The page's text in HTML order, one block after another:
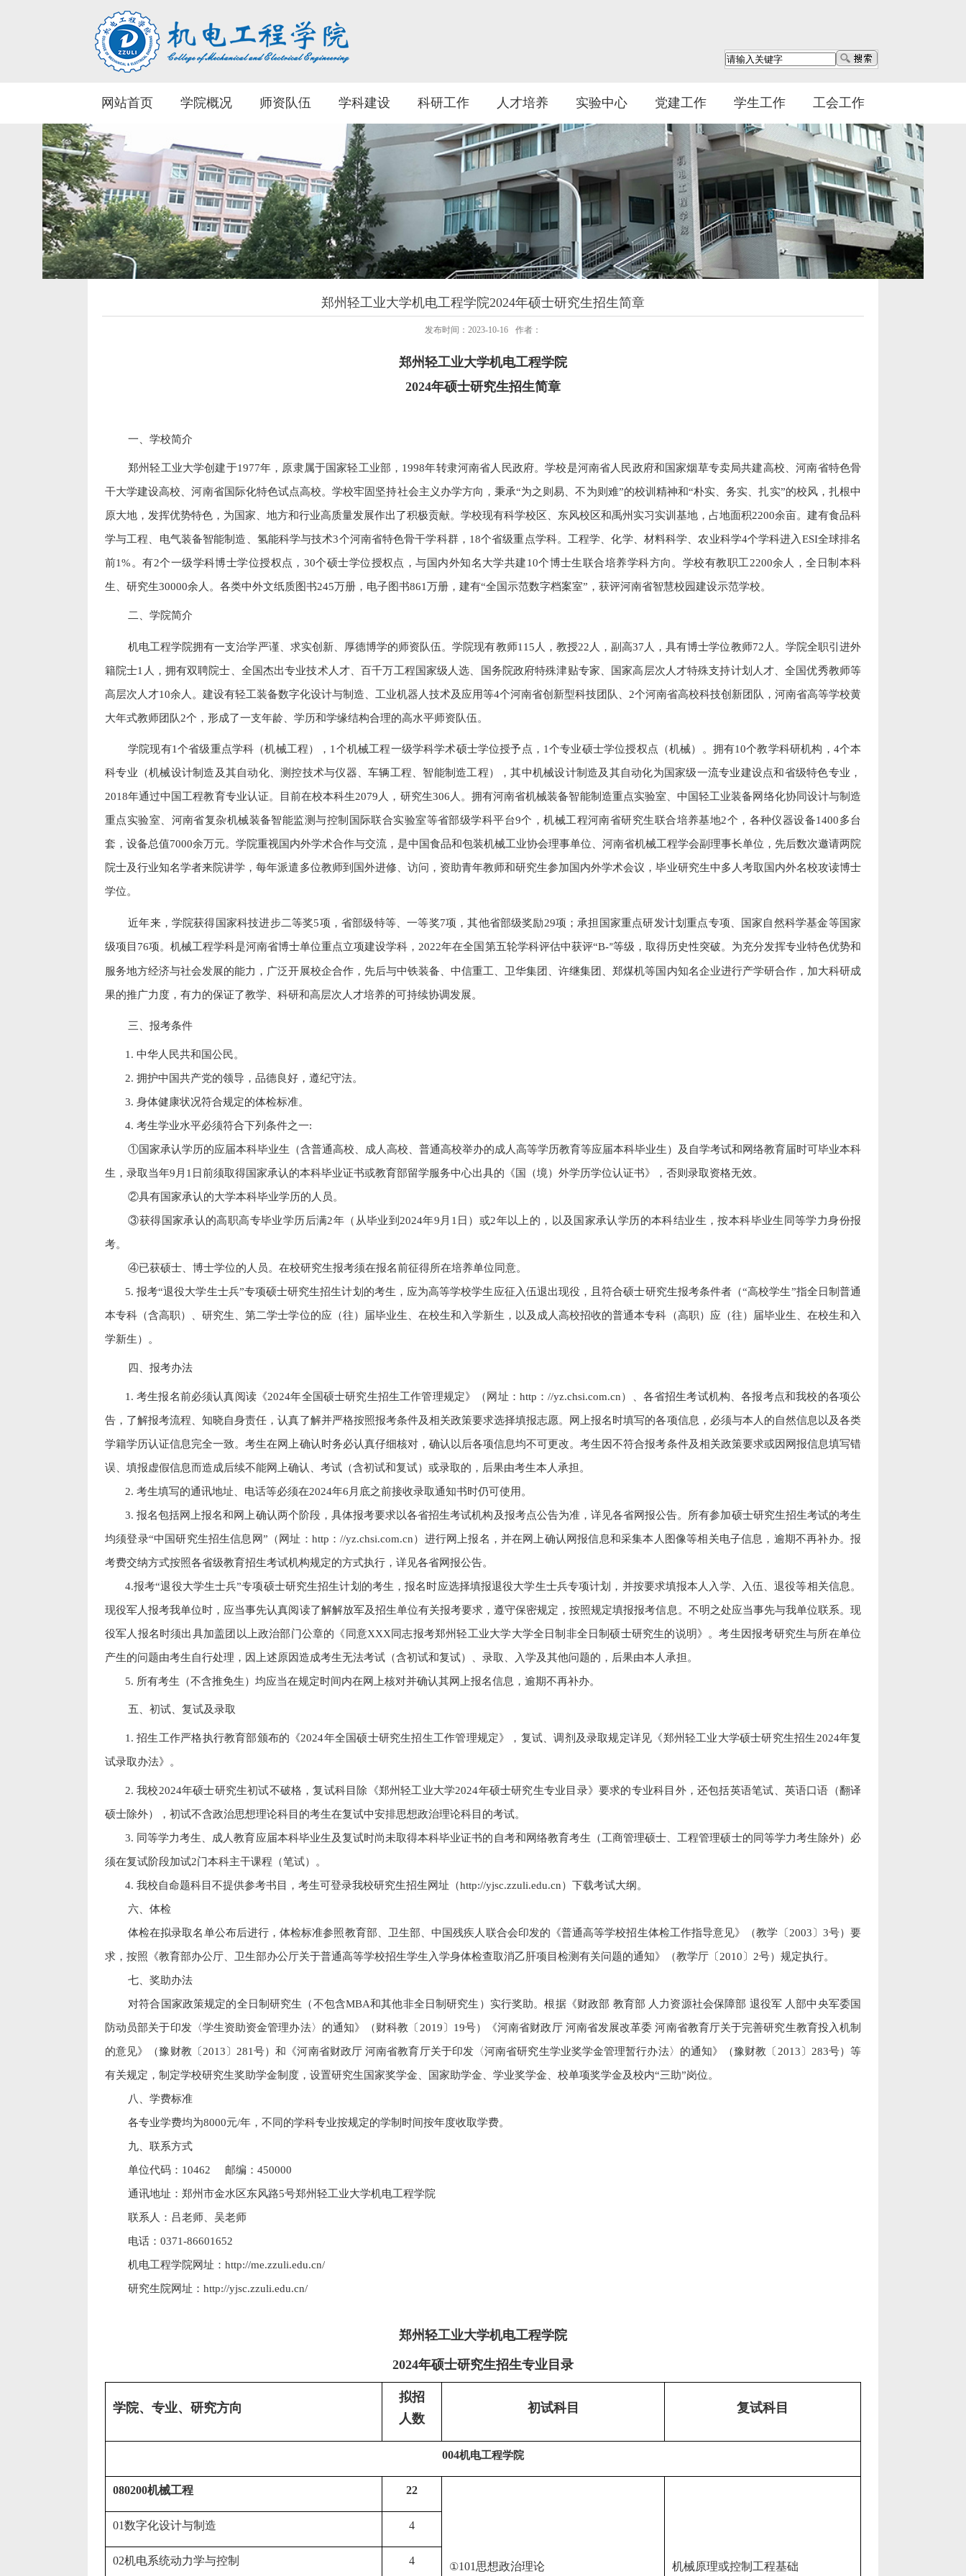
网站首页 学院概况 师资队伍 学科建设 科研工作 人才培养 实验中心 党建工作 学生工作 工会工作
郑州轻工业大学机电工程学院2024年硕士研究生招生简章
发布时间：2023-10-16 作者：
郑州轻工业大学机电工程学院
2024年硕士研究生招生简章
一、学校简介
郑州轻工业大学创建于1977年，原隶属于国家轻工业部， 1998年转隶河南省人民政府。学校是河南省人民政府和国家烟草专卖局共建高校、河南省特色骨
干大学建设高校、河南省国际化特色试点高校。学校牢固坚持社会主义办学方向，秉承“为之则易、不为则难”的校训精神和“朴实、务实、扎实”的校风，扎根中
原大地，发挥优势特色，为国家、地方和行业高质量发展作出了积极贡献。学校现有科学校区、东风校区和禹州实习实训基地，占地面积2200余亩。建有食品科
学与工程、电气装备智能制造、氢能科学与技术3个河南省特色骨干学科群， 18个省级重点学科。工程学、化学、材料科学、农业科学4个学科进入 ESI全球排名
前1% 。有2个一级学科博士学位授权点， 30个硕士学位授权点，与国内外知名大学共建10个博士生联合培养学科方向。学校有教职工2200余人，全日制本科
生、研究生30000余人。各类中外文纸质图书245万册，电子图书861万册，建有“全国示范数字档案室”，获评河南省智慧校园建设示范学校。
二、学院简介
机电工程学院拥有一支治学严谨、求实创新、厚德博学的师资队伍。学院现有教师115 人，教授22 人，副高37 人，具有博士学位教师72 人。学院全职引进外
籍院士1 人，拥有双聘院士、全国杰出专业技术人才、百千万工程国家级人选、国务院政府特殊津贴专家、国家高层次人才特殊支持计划人才、全国优秀教师等
高层次人才10余人。建设有轻工装备数字化设计与制造、工业机器人技术及应用等4个河南省创新型科技团队、 2个河南省高校科技创新团队，河南省高等学校黄
大年式教师团队2个，形成了一支年龄、学历和学缘结构合理的高水平师资队伍。
学院现有1个省级重点学科（机械工程）， 1 个机械工程一级学科学术硕士学位授予点， 1个专业硕士学位授权点（机械）。拥有10个教学科研机构， 4个本
科专业（机械设计制造及其自动化、测控技术与仪器、车辆工程、智能制造工程），其中机械设计制造及其自动化为国家级一流专业建设点和省级特色专业，
2018年通过中国工程教育专业认证。目前在校本科生2079 人，研究生306 人。拥有河南省机械装备智能制造重点实验室、中国轻工业装备网络化协同设计与制造
重点实验室、河南省复杂机械装备智能监测与控制国际联合实验室等省部级学科平台9个，机械工程河南省研究生联合培养基地2个，各种仪器设备1400多台
套，设备总值7000余万元。学院重视国内外学术合作与交流，是中国食品和包装机械工业协会理事单位、河南省机械工程学会副理事长单位，先后数次邀请两院
院士及行业知名学者来院讲学，每年派遣多位教师到国外进修、访问，资助青年教师和研究生参加国内外学术会议，毕业研究生中多人考取国内外名校攻读博士
学位。
近年来，学院获得国家科技进步二等奖5项，省部级特等、一等奖7项，其他省部级奖励29项；承担国家重点研发计划重点专项、国家自然科学基金等国家
级项目 76项。机械工程学科是河南省博士单位重点立项建设学科， 2022年在全国第五轮学科评估中获评“B-”等级，取得历史性突破。为充分发挥专业特色优势和
服务地方经济与社会发展的能力，广泛开展校企合作，先后与中铁装备、中信重工、卫华集团、许继集团、郑煤机等国内知名企业进行产学研合作，加大科研成
果的推广力度，有力的保证了教学、科研和高层次人才培养的可持续协调发展。
三、报考条件
1. 中华人民共和国公民。
2. 拥护中国共产党的领导，品德良好，遵纪守法。
3. 身体健康状况符合规定的体检标准。
4. 考生学业水平必须符合下列条件之一:
①国家承认学历的应届本科毕业生（含普通高校、成人高校、普通高校举办的成人高等学历教育等应届本科毕业生）及自学考试和网络教育届时可毕业本科
生，录取当年9 月 1 日前须取得国家承认的本科毕业证书或教育部留学服务中心出具的《国（境）外学历学位认证书》，否则录取资格无效。
②具有国家承认的大学本科毕业学历的人员。
③获得国家承认的高职高专毕业学历后满2年（从毕业到 2024年9 月 1 日）或2年以上的，以及国家承认学历的本科结业生，按本科毕业生同等学力身份报
考。
④已获硕士、博士学位的人员。在校研究生报考须在报名前征得所在培养单位同意。
5.报考“退役大学生士兵”专项硕士研究生招生计划的考生，应为高等学校学生应征入伍退出现役，且符合硕士研究生报考条件者（“高校学生”指全日制普通
本专科（含高职）、研究生、第二学士学位的应（往）届毕业生、在校生和入学新生，以及成人高校招收的普通本专科（高职）应（往）届毕业生、在校生和入
学新生）。
四、报考办法
1.考生报名前必须认真阅读《2024年全国硕士研究生招生工作管理规定》（网址： http ：//yz.chsi.com.cn）、各省招生考试机构、各报考点和我校的各项公
告，了解报考流程、知晓自身责任，认真了解并严格按照报考条件及相关政策要求选择填报志愿。网上报名时填写的各项信息，必须与本人的自然信息以及各类
学籍学历认证信息完全一致。考生在网上确认时务必认真仔细核对，确认以后各项信息均不可更改。考生因不符合报考条件及相关政策要求或因网报信息填写错
误、填报虚假信息而造成后续不能网上确认、考试（含初试和复试）或录取的，后果由考生本人承担。
2. 考生填写的通讯地址、电话等必须在2024年6 月底之前接收录取通知书时仍可使用。
3. 报名包括网上报名和网上确认两个阶段，具体报考要求以各省招生考试机构及报考点公告为准，详见各省网报公告。所有参加硕士研究生招生考试的考生
均须登录“中国研究生招生信息网”（网址： http ：//yz.chsi.com.cn）进行网上报名，并在网上确认网报信息和采集本人图像等相关电子信息，逾期不再补办。报
考费交纳方式按照各省级教育招生考试机构规定的方式执行，详见各省网报公告。
4.报考“退役大学生士兵”专项硕士研究生招生计划的考生，报名时应选择填报退役大学生士兵专项计划，并按要求填报本人入学、入伍、退役等相关信息。
现役军人报考我单位时，应当事先认真阅读了解解放军及招生单位有关报考要求，遵守保密规定，按照规定填报报考信息。不明之处应当事先与我单位联系。现
役军人报名时须出具加盖团以上政治部门公章的《同意XXX同志报考郑州轻工业大学大学全日制非全日制硕士研究生的说明》。考生因报考研究生与所在单位
产生的问题由考生自行处理，因上述原因造成考生无法考试（含初试和复试）、录取、入学及其他问题的，后果由本人承担。
5. 所有考生（不含推免生）均应当在规定时间内在网上核对并确认其网上报名信息，逾期不再补办。
五、初试、复试及录取
1.招生工作严格执行教育部颁布的《2024年全国硕士研究生招生工作管理规定》，复试、调剂及录取规定详见《郑州轻工业大学硕士研究生招生2024年复
试录取办法》。
2.我校2024年硕士研究生初试不破格，复试科目除《郑州轻工业大学2024年硕士研究生专业目录》要求的专业科目外，还包括英语笔试、英语口语（翻译
硕士除外），初试不含政治思想理论科目的考生在复试中安排思想政治理论科目的考试。
3. 同等学力考生、成人教育应届本科毕业生及复试时尚未取得本科毕业证书的自考和网络教育考生（工商管理硕士、工程管理硕士的同等学力考生除外）必
须在复试阶段加试2门本科主干课程（笔试）。
4. 我校自命题科目不提供参考书目，考生可登录我校研究生招生网址（http://yjsc.zzuli.edu.cn）下载考试大纲。
六、体检
体检在拟录取名单公布后进行，体检标准参照教育部、卫生部、中国残疾人联合会印发的《普通高等学校招生体检工作指导意见》（教学〔 2003 〕 3号）要
求，按照《教育部办公厅、卫生部办公厅关于普通高等学校招生学生入学身体检查取消乙肝项目检测有关问题的通知》（教学厅〔 2010 〕 2号）规定执行。
七、奖助办法
对符合国家政策规定的全日制研究生（不包含MBA和其他非全日制研究生）实行奖助。根据《财政部 教育部 人力资源社会保障部 退役军 人部中央军委国
防动员部关于印发〈学生资助资金管理办法〉的通知》（财科教〔 2019 〕 19号）《河南省财政厅 河南省发展改革委 河南省教育厅关于完善研究生教育投入机制
的意见》（豫财教〔 2013 〕 281号）和《河南省财政厅 河南省教育厅关于印发〈河南省研究生学业奖学金管理暂行办法〉的通知》（豫财教〔 2013 〕 283号）等
有关规定，制定学校研究生奖助学金制度，设置研究生国家奖学金、国家助学金、学业奖学金、校单项奖学金及校内“三助”岗位。
八、学费标准
各专业学费均为8000元/年，不同的学科专业按规定的学制时间按年度收取学费。
九、联系方式
单位代码： 10462 邮编： 450000
通讯地址：郑州市金水区东风路5号郑州轻工业大学机电工程学院
联系人：吕老师、吴老师
电话： 0371-86601652
机电工程学院网址： http://me.zzuli.edu.cn/
研究生院网址： http://yjsc.zzuli.edu.cn/
郑州轻工业大学机电工程学院
2024年硕士研究生招生专业目录
学院、专业、研究方向
拟招
人数
初试科目 复试科目
004机电工程学院
080200机械工程 22
①101思想政治理论 机械原理或控制工程基础
01数字化设计与制造 4
02机电系统动力学与控制 4